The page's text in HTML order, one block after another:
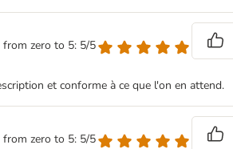
from zero to 5: 5/5
et conforme à ce que l'on en attend.
from zero to 5: 5/5